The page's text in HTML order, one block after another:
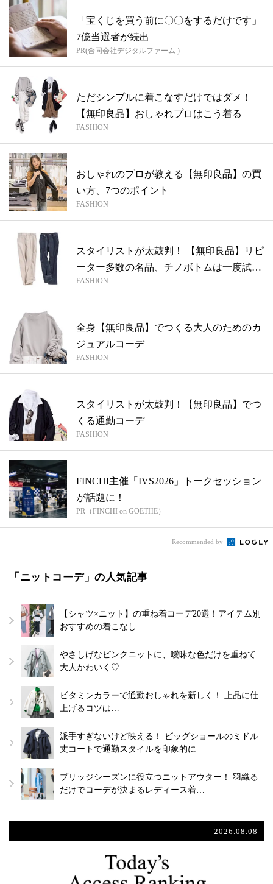
「宝くじを買う前に〇〇をするだけです」
7億当選者が続出
PR(合同会社デジタルファーム )
ただシンプルに着こなすだけではダメ！
【無印良品】おしゃれプロはこう着る
FASHION
おしゃれのプロが教える【無印良品】の買
い方、7つのポイント
FASHION
スタイリストが太鼓判！ 【無印良品】リピ
ーター多数の名品、チノボトムは一度試し
て...
FASHION
全身【無印良品】でつくる大人のためのカ
ジュアルコーデ
FASHION
スタイリストが太鼓判！【無印良品】でつ
くる通勤コーデ
FASHION
FINCHI主催「IVS2026」トークセッション
が話題に！
PR（FINCHI on GOETHE）
Recommended by
「ニットコーデ」の人気記事
【シャツ×ニット】の重ね着コーデ20選！アイテム別
おすすめの着こなし
やさしげなピンクニットに、曖昧な色だけを重ねて
大人かわいく♡
ビタミンカラーで通勤おしゃれを新しく！ 上品に仕
上げるコツは…
派手すぎないけど映える！ ビッグショールのミドル
丈コートで通勤スタイルを印象的に
ブリッジシーズンに役立つニットアウター！ 羽織る
だけでコーデが決まるレディース着…
2026.08.08